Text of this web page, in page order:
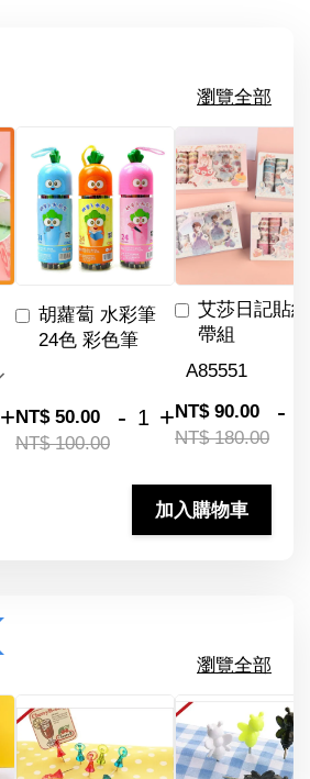
瀏覽全部
+
胡蘿蔔 水彩筆
24色 彩色筆
NT$ 50.00
NT$ 100.00
- +
艾莎日記貼
帶組
NT$ 90.00
NT$ 180.00
-
加入購物車
瀏覽全部